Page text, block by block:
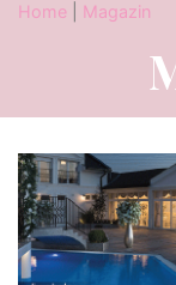
Home Magazin